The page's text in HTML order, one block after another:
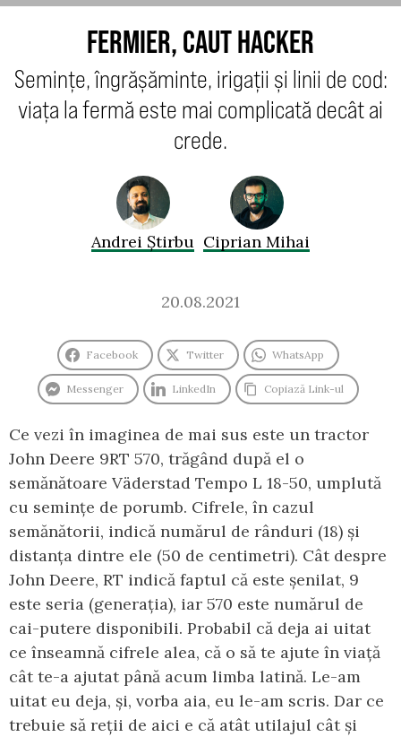
FERMIER, CAUT HACKER
Semințe, îngrășăminte, irigații și linii de cod:
viața la fermă este mai complicată decât ai
crede.
Andrei Știrbu Ciprian Mihai
20.08.2021
Facebook Twitter WhatsApp
Messenger LinkedIn Copiază Link-ul
Ce vezi în imaginea de mai sus este un tractor
John Deere 9RT 570, trăgând după el o
semănătoare Väderstad Tempo L 18-50, umplută
cu semințe de porumb. Cifrele, în cazul
semănătorii, indică numărul de rânduri (18) și
distanța dintre ele (50 de centimetri). Cât despre
John Deere, RT indică faptul că este șenilat, 9
este seria (generația), iar 570 este numărul de
cai-putere disponibili. Probabil că deja ai uitat
ce înseamnă cifrele alea, că o să te ajute în viață
cât te-a ajutat până acum limba latină. Le-am
uitat eu deja, și, vorba aia, eu le-am scris. Dar ce
trebuie să reții de aici e că atât utilajul cât și